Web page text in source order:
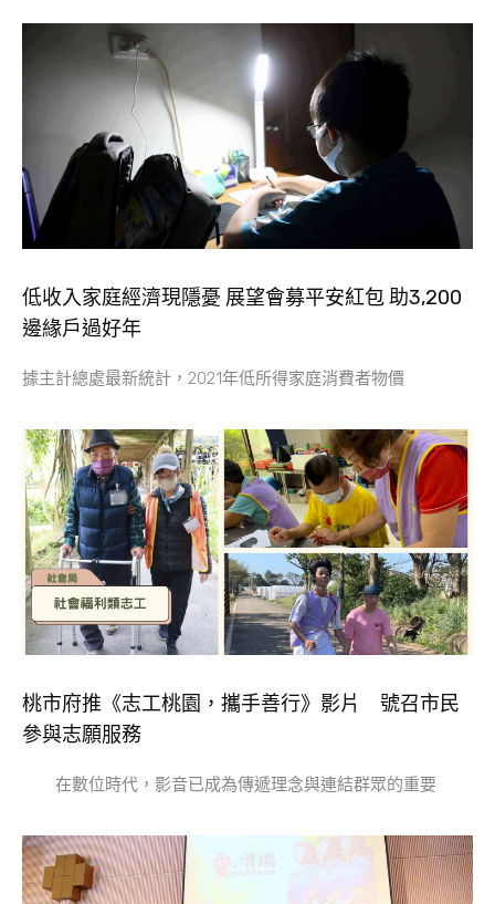
低收入家庭經濟現隱憂 展望會募平安紅包 助3,200
邊緣戶過好年
據主計總處最新統計，2021年低所得家庭消費者物價
桃市府推《志工桃園，攜手善行》影片 號召市民
參與志願服務
在數位時代，影音已成為傳遞理念與連結群眾的重要